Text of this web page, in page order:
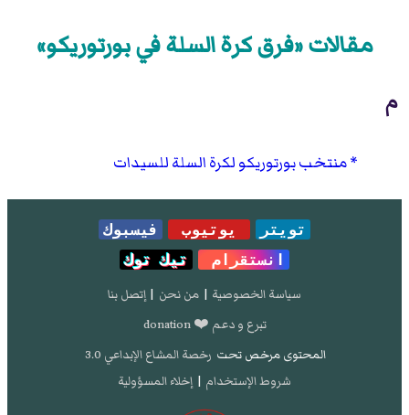
مقالات «فرق كرة السلة في بورتوريكو»
م
منتخب بورتوريكو لكرة السلة للسيدات
تويتر يوتيوب
فيسبوك
انستقرام
تيك توك
سياسة الخصوصية | من نحن | إتصل بنا
تبرع و دعم ❤️ donation
المحتوى مرخص تحت رخصة المشاع الإبداعي 3.0
شروط الإستخدام | إخلاء المسؤولية